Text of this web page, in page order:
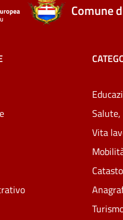
Comune
Salute,
Vita